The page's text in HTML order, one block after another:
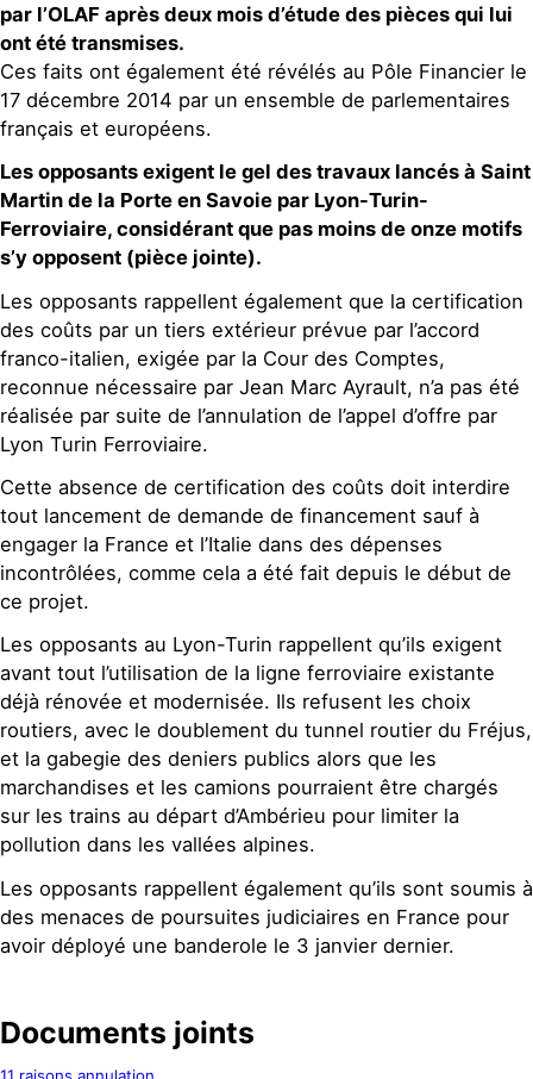
par l’OLAF après deux mois d’étude des pièces qui lui
ont été transmises.
Ces faits ont également été révélés au Pôle Financier le
17 décembre 2014 par un ensemble de parlementaires
français et européens.
Les opposants exigent le gel des travaux lancés à Saint
Martin de la Porte en Savoie par Lyon-Turin-
Ferroviaire, considérant que pas moins de onze motifs
s’y opposent (pièce jointe).
Les opposants rappellent également que la certification
des coûts par un tiers extérieur prévue par l’accord
franco-italien, exigée par la Cour des Comptes,
reconnue nécessaire par Jean Marc Ayrault, n’a pas été
réalisée par suite de l’annulation de l’appel d’offre par
Lyon Turin Ferroviaire.
Cette absence de certification des coûts doit interdire
tout lancement de demande de financement sauf à
engager la France et l’Italie dans des dépenses
incontrôlées, comme cela a été fait depuis le début de
ce projet.
Les opposants au Lyon-Turin rappellent qu’ils exigent
avant tout l’utilisation de la ligne ferroviaire existante
déjà rénovée et modernisée. Ils refusent les choix
routiers, avec le doublement du tunnel routier du Fréjus,
et la gabegie des deniers publics alors que les
marchandises et les camions pourraient être chargés
sur les trains au départ d’Ambérieu pour limiter la
pollution dans les vallées alpines.
Les opposants rappellent également qu’ils sont soumis à
des menaces de poursuites judiciaires en France pour
avoir déployé une banderole le 3 janvier dernier.
Documents joints